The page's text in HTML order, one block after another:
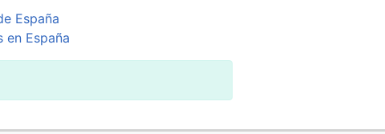
España
en España